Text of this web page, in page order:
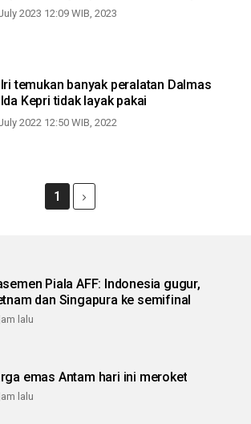
2023 12:09 WIB, 2023
temukan banyak peralatan Dalmas
Kepri tidak layak pakai
2022 12:50 WIB, 2022
1
Piala AFF: Indonesia gugur,
dan Singapura ke semifinal
lalu
emas Antam hari ini meroket
lalu